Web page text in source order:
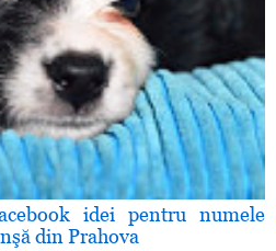
idei pentru numele
din Prahova